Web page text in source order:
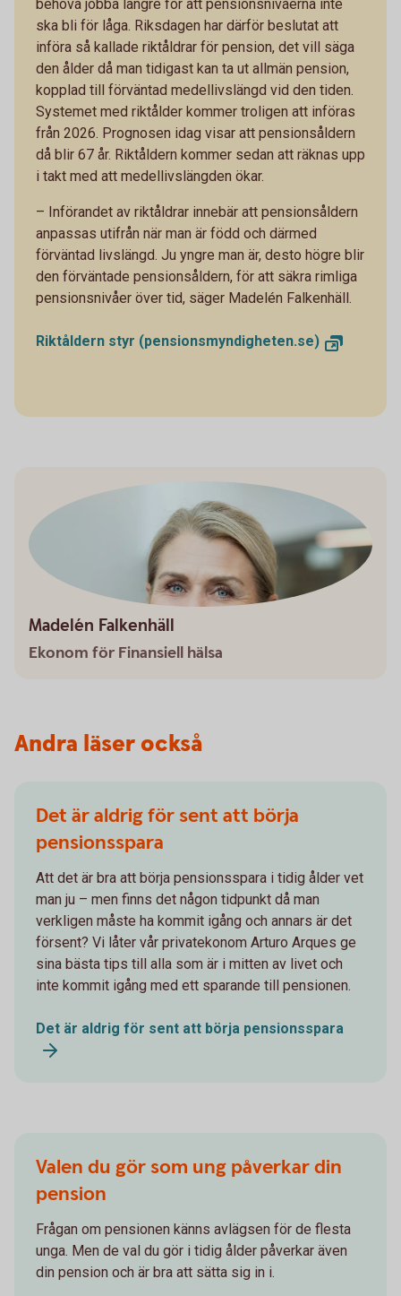
behöva jobba längre för att pensionsnivåerna inte
ska bli för låga. Riksdagen har därför beslutat att
införa så kallade riktåldrar för pension, det vill säga
den ålder då man tidigast kan ta ut allmän pension,
kopplad till förväntad medellivslängd vid den tiden.
Systemet med riktålder kommer troligen att införas
från 2026. Prognosen idag visar att pensionsåldern
då blir 67 år. Riktåldern kommer sedan att räknas upp
i takt med att medellivslängden ökar.
– Införandet av riktåldrar innebär att pensionsåldern
anpassas utifrån när man är född och därmed
förväntad livslängd. Ju yngre man är, desto högre blir
den förväntade pensionsåldern, för att säkra rimliga
pensionsnivåer över tid, säger Madelén Falkenhäll.
Riktåldern styr (pensionsmyndigheten.se)
Madelén Falkenhäll
Ekonom för Finansiell hälsa
Andra läser också
Det är aldrig för sent att börja
pensionsspara
Att det är bra att börja pensionsspara i tidig ålder vet
man ju – men finns det någon tidpunkt då man
verkligen måste ha kommit igång och annars är det
försent? Vi låter vår privatekonom Arturo Arques ge
sina bästa tips till alla som är i mitten av livet och
inte kommit igång med ett sparande till pensionen.
Det är aldrig för sent att börja pensionsspara
Valen du gör som ung påverkar din
pension
Frågan om pensionen känns avlägsen för de flesta
unga. Men de val du gör i tidig ålder påverkar även
din pension och är bra att sätta sig in i.